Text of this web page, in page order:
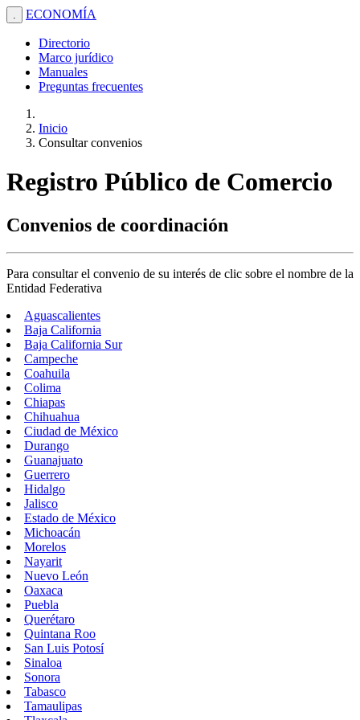
. ECONOMÍA
Directorio
Marco jurídico
Manuales
Preguntas frecuentes
Inicio
Consultar convenios
Registro Público de Comercio
Convenios de coordinación
Para consultar el convenio de su interés de clic sobre el nombre de la
Entidad Federativa
Aguascalientes
Baja California
Baja California Sur
Campeche
Coahuila
Colima
Chiapas
Chihuahua
Ciudad de México
Durango
Guanajuato
Guerrero
Hidalgo
Jalisco
Estado de México
Michoacán
Morelos
Nayarit
Nuevo León
Oaxaca
Puebla
Querétaro
Quintana Roo
San Luis Potosí
Sinaloa
Sonora
Tabasco
Tamaulipas